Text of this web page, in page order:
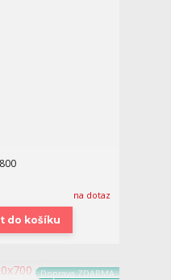
na dotaz
do košíku
Doprava ZDARMA